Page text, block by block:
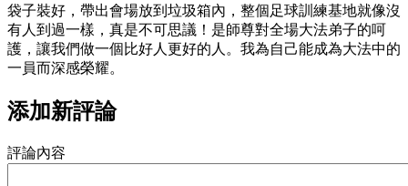
袋子裝好，帶出會場放到垃圾箱內，整個足球訓練基地就像沒
有人到過一樣，真是不可思議！是師尊對全場大法弟子的呵
護，讓我們做一個比好人更好的人。我為自己能成為大法中的
一員而深感榮耀。
添加新評論
評論內容